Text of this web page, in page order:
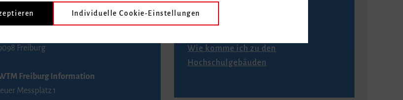
Tourist-Information
Freiburg
Freiburg Information
Messplatz 1
Anfahrt
Wie komme ich zu den
Hochschulgebäuden
Individuelle Cookie-Einstellungen